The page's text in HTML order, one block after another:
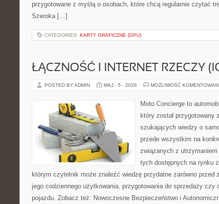
przygotowane z myślą o osobach, które chcą regularnie czytać
Szeroka […]
CATEGORIES: KARTY GRAFICZNE (GPU)
ŁĄCZNOŚĆ I INTERNET RZECZY
POSTED BY ADMIN MAJ - 5 - 2026 MOŻLIWOŚĆ
Moto Concierge to
który został przygotowany
szukających wiedzy o
przede wszystkim na
związanych z utrzymaniem
tych dostępnych na rynku
którym czytelnik może znaleźć wiedzę przydatne zarówno przed
jego codziennego użytkowania, przygotowania do sprzedaży czy
pojazdu. Zobacz też: Nowoczesne Bezpieczeństwo i